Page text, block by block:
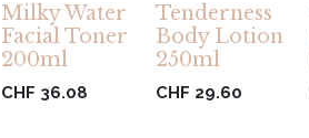
Milky Water
Facial Toner
200ml
CHF 36.08
Tenderness
Body Lotion
250ml
CHF 29.60